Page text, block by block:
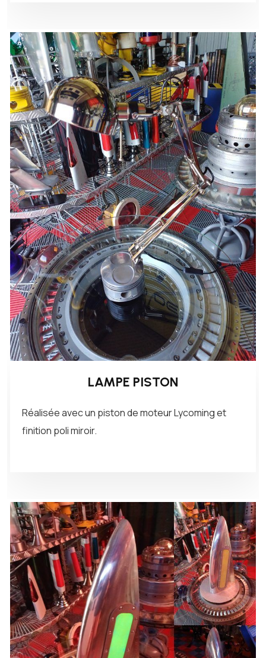
LAMPE PISTON
Réalisée avec un piston de moteur Lycoming et
finition poli miroir.